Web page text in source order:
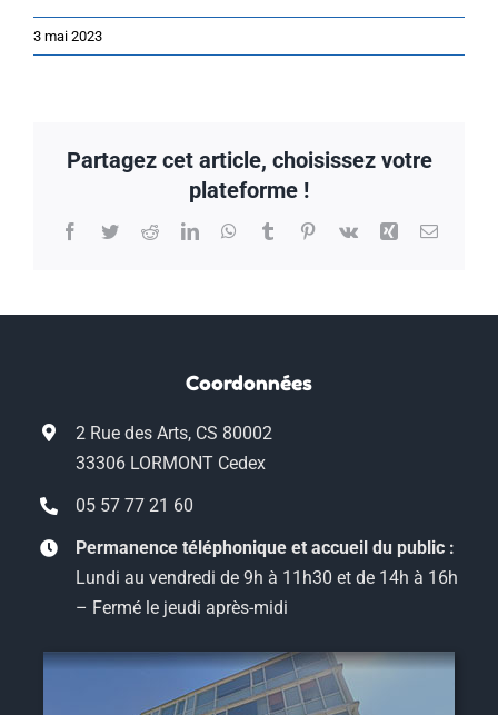
3 mai 2023
Partagez cet article, choisissez votre
plateforme !
Facebook
TwitterRedditLinkedInWhatsApp
TumblrPinterest
Vk Xing Email
Coordonnées
2 Rue des Arts, CS 80002
33306 LORMONT Cedex
05 57 77 21 60
Permanence téléphonique et accueil du public :
Lundi au vendredi de 9h à 11h30 et de 14h à 16h
– Fermé le jeudi après-midi